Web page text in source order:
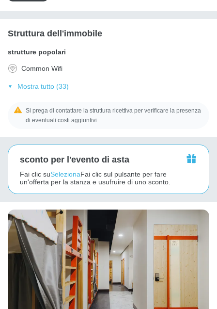
Struttura dell'immobile
strutture popolari
Common Wifi
Mostra tutto (33)
Si prega di contattare la struttura ricettiva per verificare la presenza
di eventuali costi aggiuntivi.
sconto per l'evento di asta
Fai clic suSelezionaFai clic sul pulsante per fare
un'offerta per la stanza e usufruire di uno sconto.